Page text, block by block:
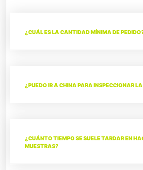
¿CUÁL ES LA CANTIDAD MÍNIMA DE
¿PUEDO IR A CHINA PARA INSPECCIONAR
¿CUÁNTO TIEMPO SE SUELE TARDAR EN
MUESTRAS?